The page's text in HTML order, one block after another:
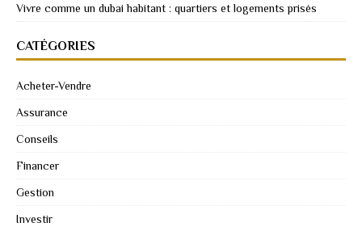
Vivre comme un dubai habitant : quartiers et logements prisés
CATÉGORIES
Acheter-Vendre
Assurance
Conseils
Financer
Gestion
Investir